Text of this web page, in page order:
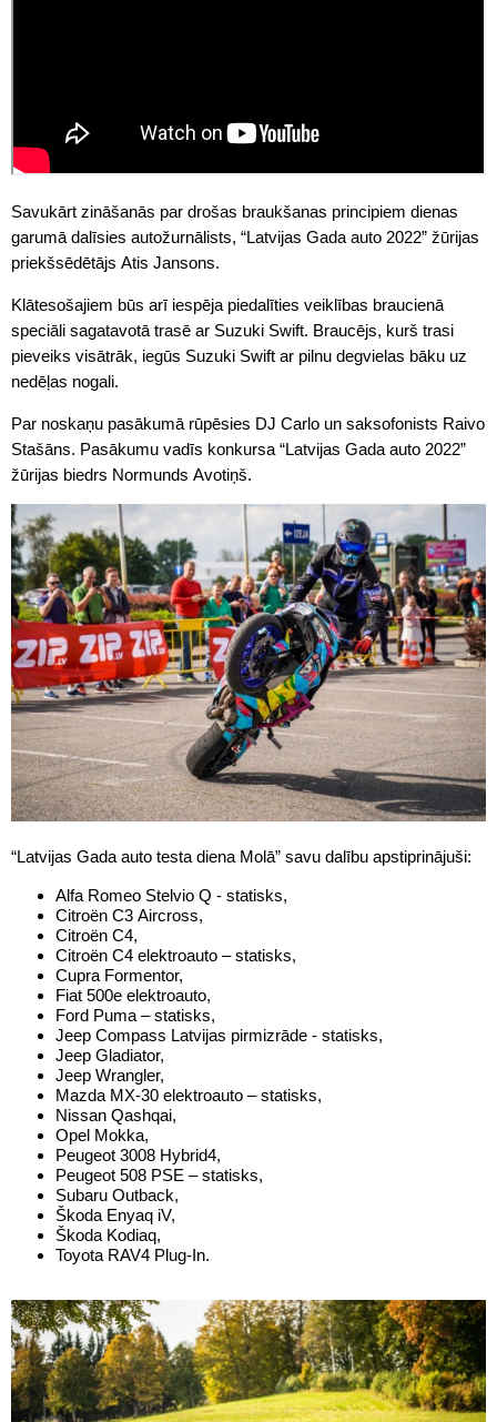
Savukārt zināšanās par drošas braukšanas principiem dienas
garumā dalīsies autožurnālists, “Latvijas Gada auto 2022” žūrijas
priekšsēdētājs Atis Jansons.
Klātesošajiem būs arī iespēja piedalīties veiklības braucienā
speciāli sagatavotā trasē ar Suzuki Swift. Braucējs, kurš trasi
pieveiks visātrāk, iegūs Suzuki Swift ar pilnu degvielas bāku uz
nedēļas nogali.
Par noskaņu pasākumā rūpēsies DJ Carlo un saksofonists Raivo
Stašāns. Pasākumu vadīs konkursa “Latvijas Gada auto 2022”
žūrijas biedrs Normunds Avotiņš.
“Latvijas Gada auto testa diena Molā” savu dalību apstiprinājuši:
Alfa Romeo Stelvio Q - statisks,
Citroën C3 Aircross,
Citroën C4,
Citroën C4 elektroauto – statisks,
Cupra Formentor,
Fiat 500e elektroauto,
Ford Puma – statisks,
Jeep Compass Latvijas pirmizrāde - statisks,
Jeep Gladiator,
Jeep Wrangler,
Mazda MX-30 elektroauto – statisks,
Nissan Qashqai,
Opel Mokka,
Peugeot 3008 Hybrid4,
Peugeot 508 PSE – statisks,
Subaru Outback,
Škoda Enyaq iV,
Škoda Kodiaq,
Toyota RAV4 Plug-In.